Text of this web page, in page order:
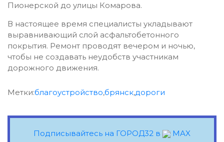
Пионерской до улицы Комарова.
В настоящее время специалисты укладывают
выравнивающий слой асфальтобетонного
покрытия. Ремонт проводят вечером и ночью,
чтобы не создавать неудобств участникам
дорожного движения.
Метки:благоустройство,брянск,дороги
Подписывайтесь на ГОРОД32 в MAX